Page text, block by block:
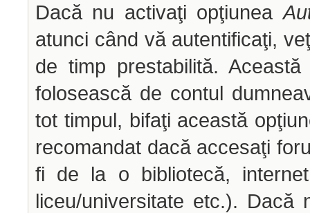
Dacă nu activaţi opţiunea
atunci când vă autentificaţi,
de timp prestabilită.
folosească de contul
tot timpul, bifaţi această
recomandat dacă accesaţi
fi de la o bibliotecă,
liceu/universitate etc.). Dacă